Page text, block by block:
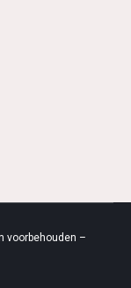
voorbehouden –